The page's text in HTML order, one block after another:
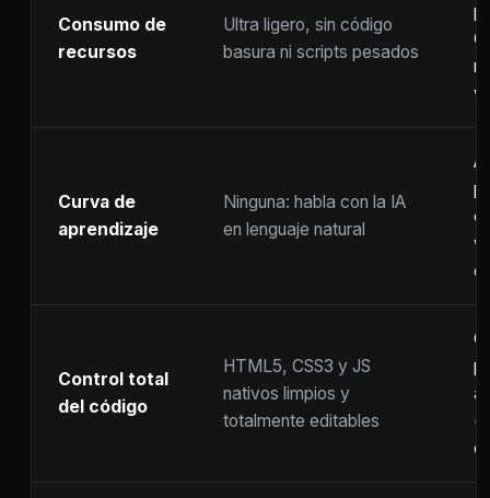
Consumo de
recursos
Ultra ligero, sin código
basura ni scripts pesados
Curva de
aprendizaje
Ninguna: habla con la IA
en lenguaje natural
Control total
del código
HTML5, CSS3 y JS
nativos limpios y
totalmente editables